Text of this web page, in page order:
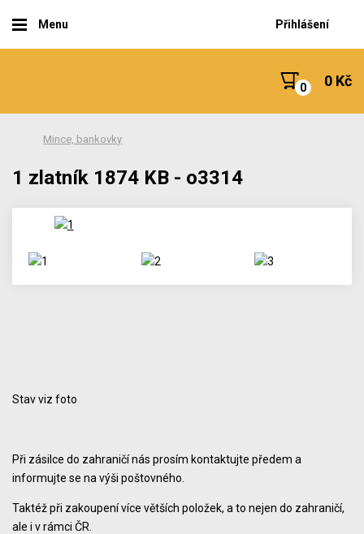
Menu Přihlášení
0 Kč
Mince, bankovky
1 zlatník 1874 KB - o3314
Stav viz foto
Při zásilce do zahraničí nás prosím kontaktujte předem a
informujte se na výši poštovného.
Taktéž při zakoupení více větších položek, a to nejen do zahraničí,
ale i v rámci ČR.